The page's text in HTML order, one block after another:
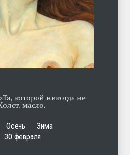
Отсюда
ЛЕТО 06.08.2026
которой никогда не
масло.
Осень
Зима
30 февраля